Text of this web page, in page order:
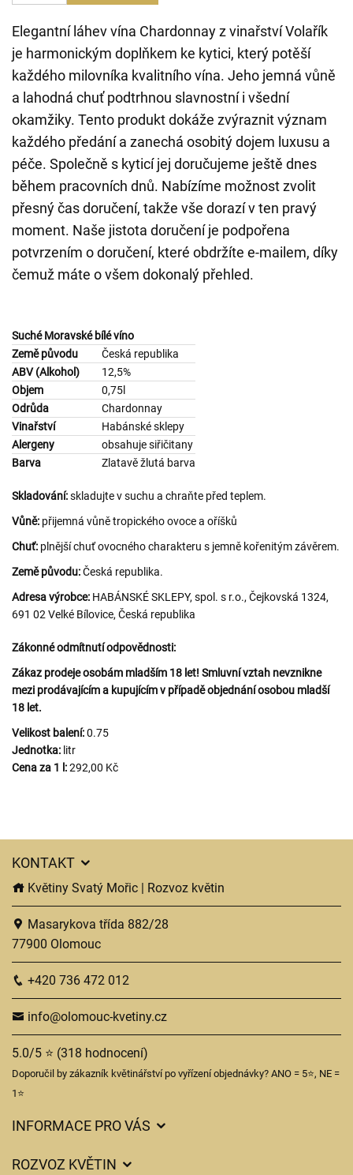
Elegantní láhev vína Chardonnay z vinařství Volařík
je harmonickým doplňkem ke kytici, který potěší
každého milovníka kvalitního vína. Jeho jemná vůně
a lahodná chuť podtrhnou slavnostní i všední
okamžiky. Tento produkt dokáže zvýraznit význam
každého předání a zanechá osobitý dojem luxusu a
péče. Společně s kyticí jej doručujeme ještě dnes
během pracovních dnů. Nabízíme možnost zvolit
přesný čas doručení, takže vše dorazí v ten pravý
moment. Naše jistota doručení je podpořena
potvrzením o doručení, které obdržíte e-mailem, díky
čemuž máte o všem dokonalý přehled.
Suché Moravské bílé víno
Země původu Česká republika
ABV (Alkohol)
12,5%
Objem
0,75l
Odrůda
Chardonnay
Vinařství
Habánské sklepy
Alergeny
obsahuje siřičitany
Barva
Zlatavě žlutá barva
Skladování:skladujte v suchu a chraňte před teplem.
Vůně: přijemná vůně tropického ovoce a oříšků
Chuť: plnější chuť ovocného charakteru s jemně kořenitým závěrem.
Země původu:Česká republika.
Adresa výrobce: HABÁNSKÉ SKLEPY, spol. s r.o., Čejkovská 1324,
691 02 Velké Bílovice, Česká republika
Zákonné odmítnutí odpovědnosti:
Zákaz prodeje osobám mladším 18 let! Smluvní vztah nevznikne
mezi prodávajícím a kupujícím v případě objednání osobou mladší
18 let.
Velikost balení:0.75
Jednotka: litr
Cena za 1 l:292,00 Kč
KONTAKT
Květiny Svatý Mořic | Rozvoz květin
Masarykova třída 882/28
77900 Olomouc
+420 736 472 012
info@olomouc-kvetiny.cz
5.0/5 ⭐ (318 hodnocení)
Doporučil by zákazník květinářství po vyřízení objednávky? ANO = 5⭐, NE =
1⭐
INFORMACE PRO VÁS
ROZVOZ KVĚTIN